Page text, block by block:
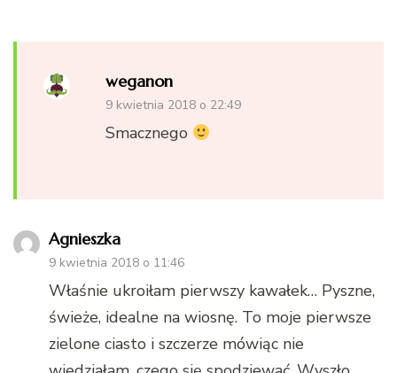
weganon
9 kwietnia 2018 o 22:49
Smacznego
Agnieszka
9 kwietnia 2018 o 11:46
Właśnie ukroiłam pierwszy kawałek… Pyszne,
świeże, idealne na wiosnę. To moje pierwsze
zielone ciasto i szczerze mówiąc nie